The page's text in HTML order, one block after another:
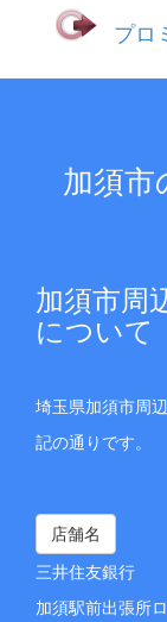
プロ
加須市
加須市周
について
埼玉県加須市周
記の通りです。
店舗名
三井住友銀行
加須駅前出張所